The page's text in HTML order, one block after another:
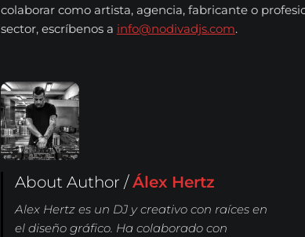
colaborar como artista, agencia, fabricante o
sector, escríbenos a info@nodivadjs.com.
About Author /Álex Hertz
Alex Hertz es un DJ y creativo con raíces en
el diseño gráfico. Ha colaborado con